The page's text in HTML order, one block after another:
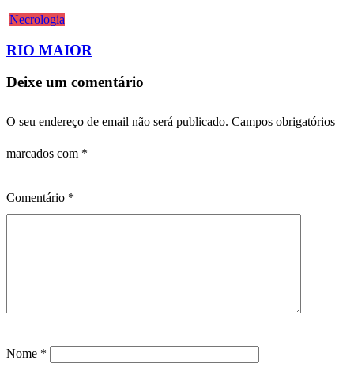
Necrologia
RIO MAIOR
Deixe um comentário
O seu endereço de email não será publicado. Campos obrigatórios
marcados com *
Comentário *
Nome *